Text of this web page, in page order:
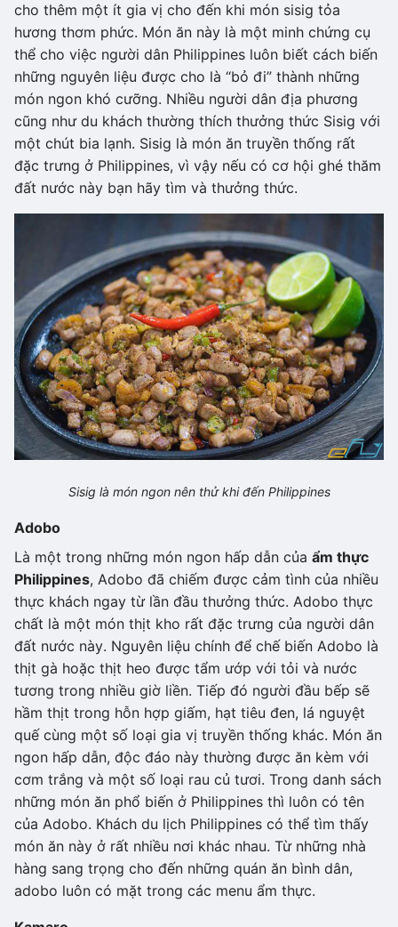
cho thêm một ít gia vị cho đến khi món sisig tỏa
hương thơm phức. Món ăn này là một minh chứng cụ
thể cho việc người dân Philippines luôn biết cách biến
những nguyên liệu được cho là “bỏ đi” thành những
món ngon khó cưỡng. Nhiều người dân địa phương
cũng như du khách thường thích thưởng thức Sisig với
một chút bia lạnh. Sisig là món ăn truyền thống rất
đặc trưng ở Philippines, vì vậy nếu có cơ hội ghé thăm
đất nước này bạn hãy tìm và thưởng thức.
Sisig là món ngon nên thử khi đến Philippines
Adobo
Là một trong những món ngon hấp dẫn của ẩm thực
Philippines, Adobo đã chiếm được cảm tình của nhiều
thực khách ngay từ lần đầu thưởng thức. Adobo thực
chất là một món thịt kho rất đặc trưng của người dân
đất nước này. Nguyên liệu chính để chế biến Adobo là
thịt gà hoặc thịt heo được tẩm ướp với tỏi và nước
tương trong nhiều giờ liền. Tiếp đó người đầu bếp sẽ
hầm thịt trong hỗn hợp giấm, hạt tiêu đen, lá nguyệt
quế cùng một số loại gia vị truyền thống khác. Món ăn
ngon hấp dẫn, độc đáo này thường được ăn kèm với
cơm trắng và một số loại rau củ tươi. Trong danh sách
những món ăn phổ biến ở Philippines thì luôn có tên
của Adobo. Khách du lịch Philippines có thể tìm thấy
món ăn này ở rất nhiều nơi khác nhau. Từ những nhà
hàng sang trọng cho đến những quán ăn bình dân,
adobo luôn có mặt trong các menu ẩm thực.